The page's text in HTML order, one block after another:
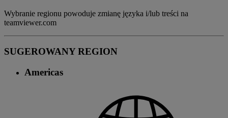
Wybranie regionu powoduje zmianę języka i/lub treści na
teamviewer.com
SUGEROWANY REGION
Americas